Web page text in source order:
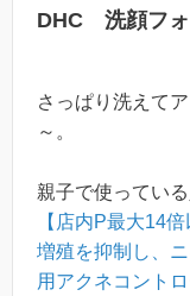
DHC 洗顔フ
さっぱり洗えて
～。
親子で使ってい
【店内P最大14
増殖を抑制し、
用アクネコント